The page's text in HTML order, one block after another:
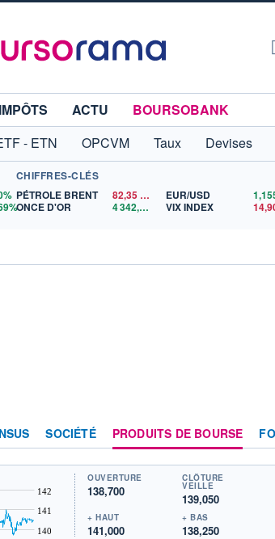
IMPÔTS ACTU
BOURSOBANK
- ETN OPCVM Taux Devises
CHIFFRES-CLÉS
PÉTROLE BRENT
82,35$US
ONCE D'OR
4 342,26 $US
EUR/USD
VIX INDEX
SOCIÉTÉ PRODUITS DE BOURSE
140
141
142
OUVERTURE
138,700
CLÔTURE
VEILLE
139,050
+ HAUT
141,000
+ BAS
138,250